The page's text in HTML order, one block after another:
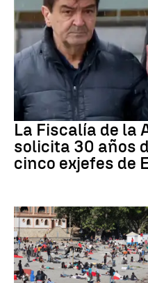
ETA
La Fiscalía de la
solicita 30 años
cinco exjefes de
Crisis migratoria